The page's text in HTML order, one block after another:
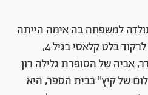
נולדה למשפחה בה אימה הייתה
ניצולת שואה. היא התחילה לרקוד בלט קלאסי בגיל 4,
אביה של הסופרת גלילה רון
של קיץ" בבית הספר, היא